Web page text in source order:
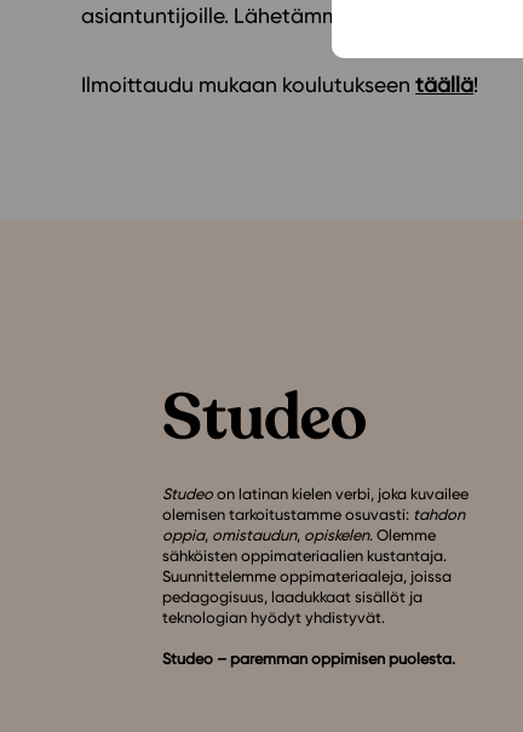
asiantuntijoille. Lähetämme tallenteen
Ilmoittaudu mukaan koulutukseentäällä!
Studeo on latinan kielen verbi, joka kuvailee
olemisen tarkoitustamme osuvasti: tahdon
oppia, omistaudun, opiskelen. Olemme
sähköisten oppimateriaalien kustantaja.
Suunnittelemme oppimateriaaleja, joissa
pedagogisuus, laadukkaat sisällöt ja
teknologian hyödyt yhdistyvät.
Studeo – paremman oppimisen puolesta.